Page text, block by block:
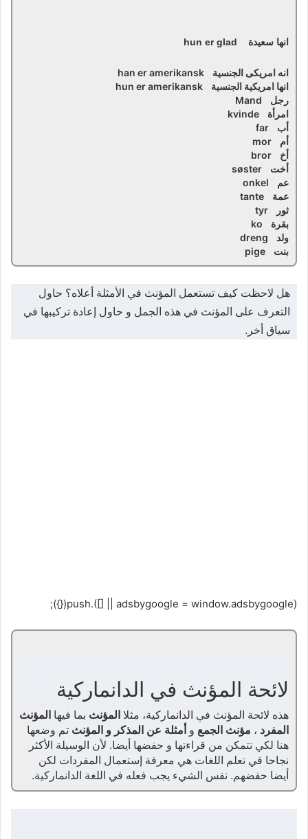
انها سعيدة hun er glad
انه امريكى الجنسية han er amerikansk
انها امريكية الجنسية hun er amerikansk
رجل Mand
امرأة kvinde
أب far
أم mor
أخ bror
أخت søster
عم onkel
عمة tante
ثور tyr
بقرة ko
ولد dreng
بنت pige
هل لاحظت كيف تستعمل المؤنث في الأمثلة أعلاه؟ حاول
التعرف على المؤنث في هذه الجمل و حاول إعادة تركيبها في
سياق أخر.
(adsbygoogle = window.adsbygoogle || []).push({});
لائحة المؤنث في الدانماركية
هذه لائحة المؤنث في الدانماركية، مثلا المؤنث بما فيها المؤنث
المفرد ، مؤنث الجمع و أمثلة عن المذكر و المؤنث تم وضعها
هنا لكي تتمكن من قراءتها و حفضها أيضا. لأن الوسيلة الأكثر
نجاحا في تعلم اللغات هي معرفة إستعمال المفردات لكن
أيضا حفضهم. نفس الشيء يجب فعله في اللغة الدانماركية.